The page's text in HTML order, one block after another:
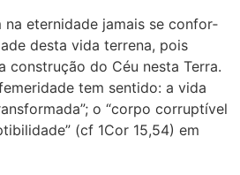
na eternidade jamais se confor­
desta vida terrena, pois
construção do Céu nesta Terra.
tem sentido: a vida
o “corpo corruptível
(cf 1Cor 15,54) em